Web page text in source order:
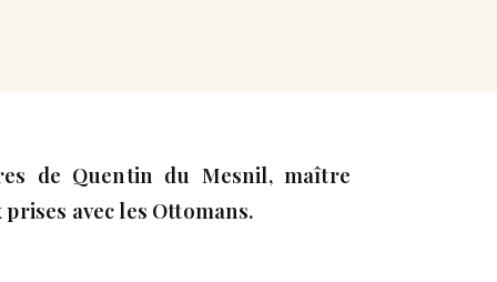
de Quentin du Mesnil, maître
prises avec les Ottomans.